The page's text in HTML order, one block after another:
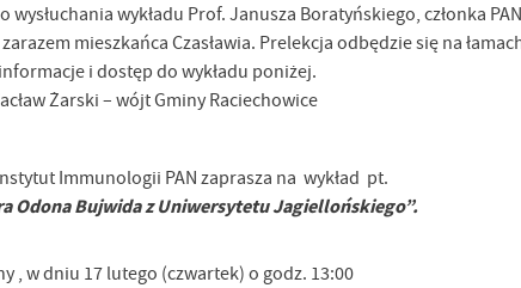
wysłuchania wykładu Prof. Janusza Boratyńskiego, członka
mieszkańca Czasławia. Prelekcja odbędzie się na
i dostęp do wykładu poniżej.
Gminy Raciechowice
Immunologii PAN zaprasza na wykład pt.
Odona Bujwida z Uniwersytetu Jagiellońskiego”.
, w dniu 17 lutego (czwartek) o godz. 13:00